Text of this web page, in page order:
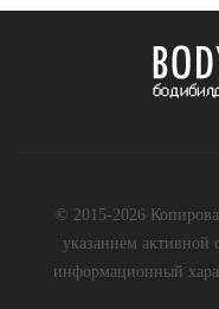
© 2015-2026
указанием активной
информационный